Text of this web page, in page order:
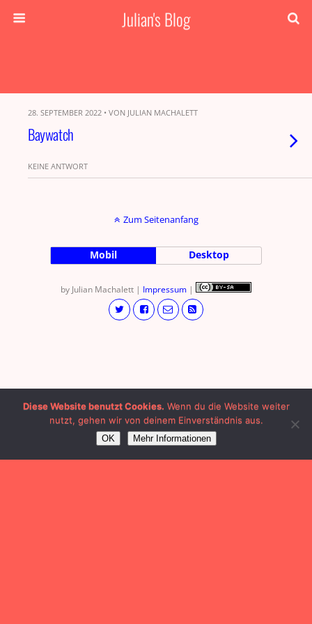
Julian's Blog
28. SEPTEMBER 2022 • VON JULIAN MACHALETT
Baywatch
KEINE ANTWORT
Zum Seitenanfang
Mobil Desktop
by Julian Machalett | Impressum |
Diese Website benutzt Cookies. Wenn du die Website weiter
nutzt, gehen wir von deinem Einverständnis aus.
OK Mehr Informationen